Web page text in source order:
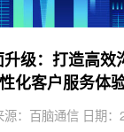
级：打造高效
化客户服务体
源：百脑通信 日期